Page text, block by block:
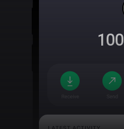
100